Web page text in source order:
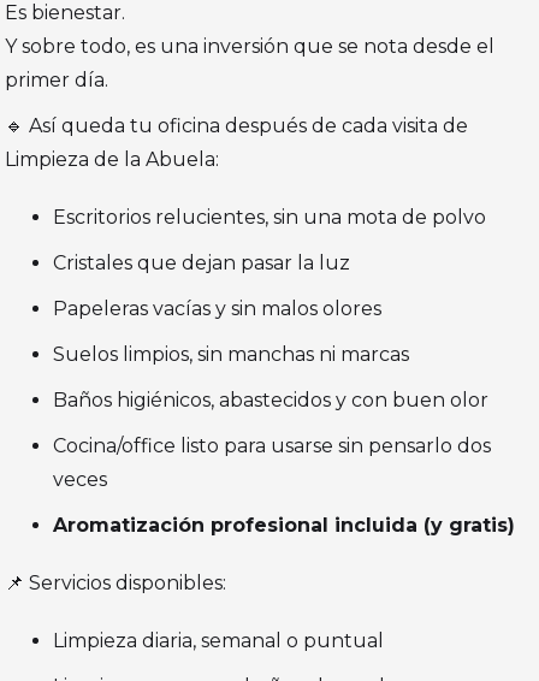
Es bienestar.
Y sobre todo, es una inversión que se nota desde el
primer día.
🔹 Así queda tu oficina después de cada visita de
Limpieza de la Abuela:
Escritorios relucientes, sin una mota de polvo
Cristales que dejan pasar la luz
Papeleras vacías y sin malos olores
Suelos limpios, sin manchas ni marcas
Baños higiénicos, abastecidos y con buen olor
Cocina/office listo para usarse sin pensarlo dos
veces
Aromatización profesional incluida (y gratis)
📌 Servicios disponibles:
Limpieza diaria, semanal o puntual